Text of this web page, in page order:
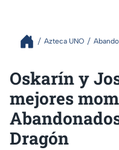
Azteca UNO
Oskarín y
mejores
Dragón